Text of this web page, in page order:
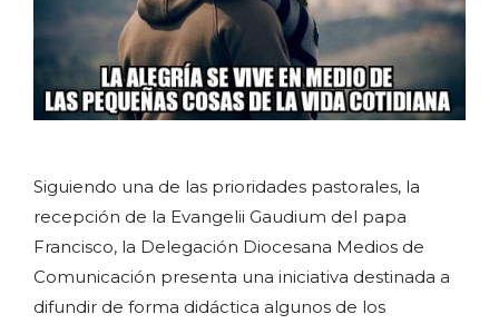
Siguiendo una de las prioridades pastorales, la
recepción de la Evangelii Gaudium del papa
Francisco, la Delegación Diocesana Medios de
Comunicación presenta una iniciativa destinada a
difundir de forma didáctica algunos de los